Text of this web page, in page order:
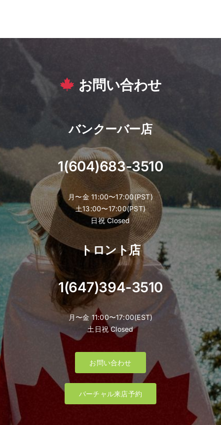
お問い合わせ
バンクーバー店
1(604)683-3510
月〜金 11:00〜17:00(PST)
土13:00〜17:00(PST)
日祝 Closed
トロント店
1(647)394-3510
月〜金 11:00〜17:00(EST)
土日祝 Closed
お問い合わせ
バーチャル来店予約